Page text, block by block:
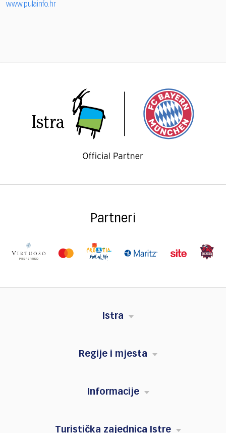
www.pulainfo.hr
Partneri
Istra
Regije i mjesta
Informacije
Turistička zajednica Istre